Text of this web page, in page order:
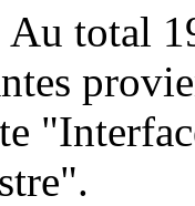
total